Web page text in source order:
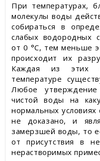
При температурах,
молекулы воды
собираться в
слабых водородных
от 0 °С, тем меньше
происходит их
Каждая из этих
температуре
Любое
чистой воды на
нормальных условиях
не доказано, и
замерзшей воды, то
от присутствия в
нерастворимых